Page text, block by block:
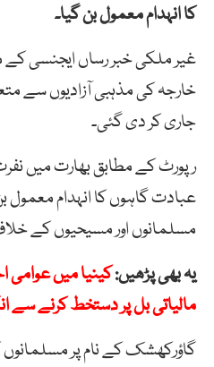
کا انہدام معمول بن گیا۔
غیر ملکی خبر رساں ایجنسی
جاری کر دی گئی۔
رپورٹ کے مطابق بھارت میں نفرت
عبادت گاہوں کا انہدام معمول
مسلمانوں اور مسیحیوں کے
یہ بھی پڑھیں:کینیا میں عوامی
مالیاتی بل پر دستخط کرنے سے
گاؤرکھشک کے نام پر مسلمانوں